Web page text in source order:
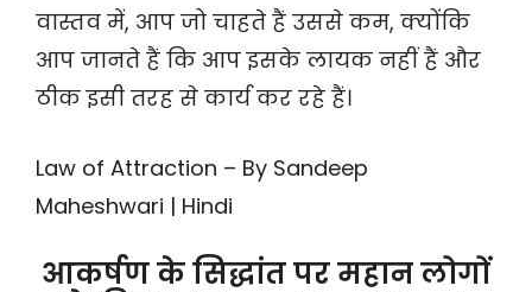
वास्तव में, आप जो चाहते हैं उससे कम, क्योंकि
आप जानते हैं कि आप इसके लायक नहीं हैं और
ठीक इसी तरह से कार्य कर रहे हैं।
Law of Attraction – By Sandeep
Maheshwari | Hindi
आकर्षण के सिद्धांत पर महान लोगों